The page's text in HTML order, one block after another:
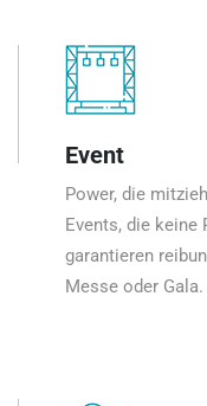
Event
Power, die
Events, die keine
garantieren
Messe oder Gala.